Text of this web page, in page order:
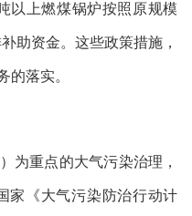
以上燃煤锅炉按照原规模
助资金。这些政策措施，
的落实。
）为重点的大气污染治理，
家《大气污染防治行动计